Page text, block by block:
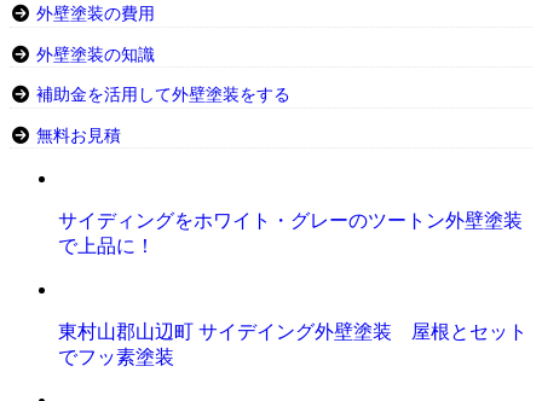
外壁塗装の費用
外壁塗装の知識
補助金を活用して外壁塗装をする
無料お見積
サイディングをホワイト・グレーのツートン外壁塗装
で上品に！
東村山郡山辺町 サイデイング外壁塗装 屋根とセット
でフッ素塗装